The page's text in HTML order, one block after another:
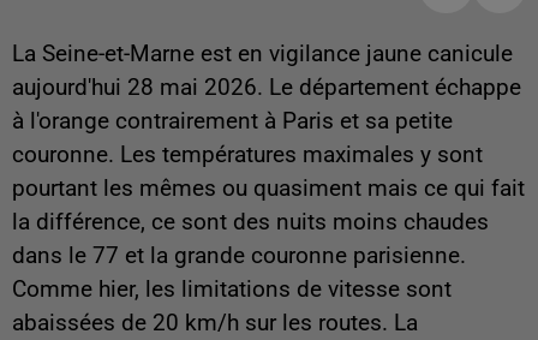
La Seine-et-Marne est en vigilance jaune canicule
aujourd'hui 28 mai 2026. Le département échappe
à l'orange contrairement à Paris et sa petite
couronne. Les températures maximales y sont
pourtant les mêmes ou quasiment mais ce qui fait
la différence, ce sont des nuits moins chaudes
dans le 77 et la grande couronne parisienne.
Comme hier, les limitations de vitesse sont
abaissées de 20 km/h sur les routes. La